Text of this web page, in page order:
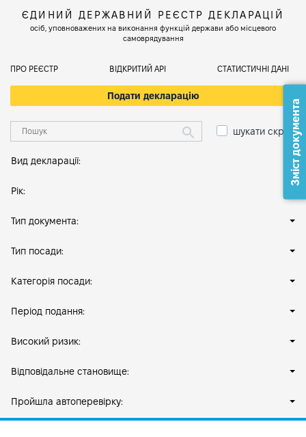
ЄДИНИЙ ДЕРЖАВНИЙ РЕЄСТР ДЕКЛАРАЦІЙ
осіб, уповноважених на виконання функцій держави або місцевого
самоврядування
ПРО РЕЄСТР ВІДКРИТИЙ АРІ СТАТИСТИЧНІ ДАНІ
Подати декларацію
шукати скрізь
Вид декларації:
Рік:
Тип документа:
Тип посади:
Категорія посади:
Період подання:
Високий ризик:
Відповідальне становище:
Пройшла автоперевірку:
Зміст документа